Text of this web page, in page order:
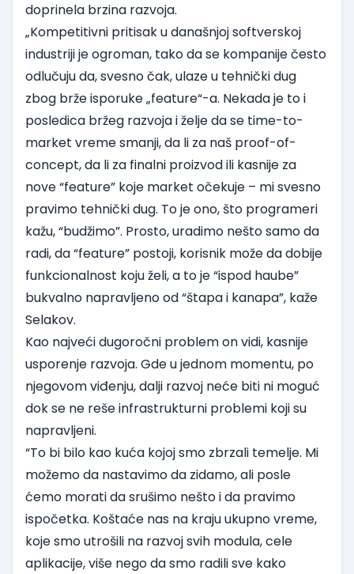
doprinela brzina razvoja.
„Kompetitivni pritisak u današnjoj softverskoj
industriji je ogroman, tako da se kompanije često
odlučuju da, svesno čak, ulaze u tehnički dug
zbog brže isporuke „feature“-a. Nekada je to i
posledica bržeg razvoja i želje da se time-to-
market vreme smanji, da li za naš proof-of-
concept, da li za finalni proizvod ili kasnije za
nove “feature” koje market očekuje – mi svesno
pravimo tehnički dug. To je ono, što programeri
kažu, “budžimo”. Prosto, uradimo nešto samo da
radi, da “feature” postoji, korisnik može da dobije
funkcionalnost koju želi, a to je “ispod haube”
bukvalno napravljeno od “štapa i kanapa”, kaže
Selakov.
Kao najveći dugoročni problem on vidi, kasnije
usporenje razvoja. Gde u jednom momentu, po
njegovom viđenju, dalji razvoj neće biti ni moguć
dok se ne reše infrastrukturni problemi koji su
napravljeni.
“To bi bilo kao kuća kojoj smo zbrzali temelje. Mi
možemo da nastavimo da zidamo, ali posle
ćemo morati da srušimo nešto i da pravimo
ispočetka. Koštaće nas na kraju ukupno vreme,
koje smo utrošili na razvoj svih modula, cele
aplikacije, više nego da smo radili sve kako